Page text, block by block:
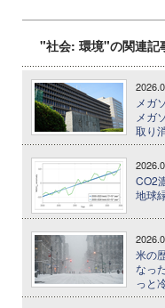
"社会: 環境"の関連記
メガ
メガ
取り
CO2
地球
米の
なっ
っと